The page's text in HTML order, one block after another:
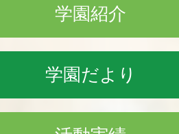
学園紹介
学園だより